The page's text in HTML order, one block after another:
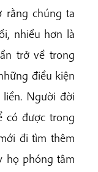
rằng chúng ta
nhiều hơn là
trở về trong
điều kiện
Người đời
có được trong
đi tìm thêm
họ phóng tâm